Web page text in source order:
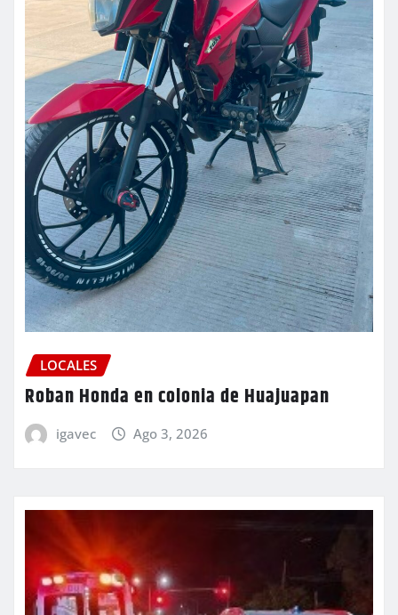
LOCALES
Roban Honda en colonia de Huajuapan
igavec Ago 3, 2026